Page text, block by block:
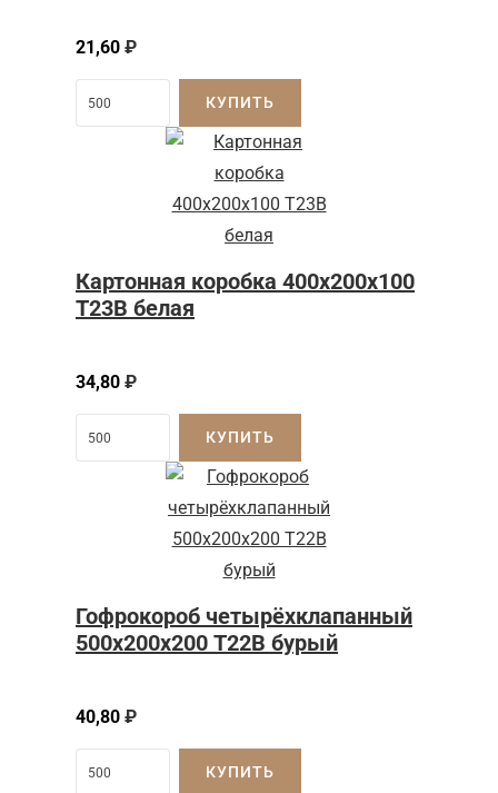
21,60 ₽
КУПИТЬ
Картонная коробка 400x200x100
Т23B белая
34,80 ₽
КУПИТЬ
Гофрокороб четырёхклапанный
500х200х200 Т22В бурый
40,80 ₽
КУПИТЬ